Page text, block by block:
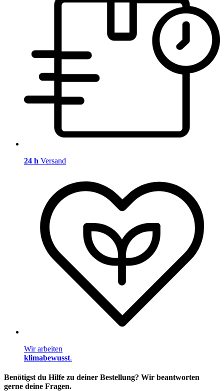
24 h Versand
Wir arbeiten
klimabewusst.
Benötigst du Hilfe zu deiner Bestellung? Wir beantworten
gerne deine Fragen.